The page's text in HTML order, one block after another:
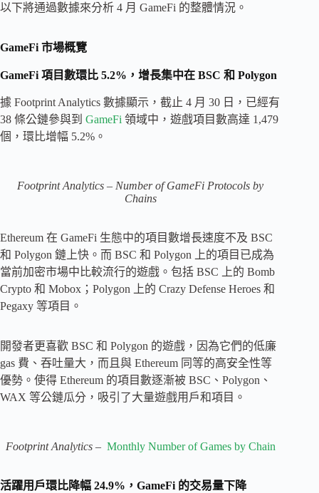
以下將通過數據來分析 4 月 GameFi 的整體情況。
GameFi 市場概覽
GameFi 項目數環比 5.2%，增長集中在 BSC 和 Polygon
據 Footprint Analytics 數據顯示，截止 4 月 30 日，已經有
38 條公鏈參與到 GameFi 領域中，遊戲項目數高達 1,479
個，環比增幅 5.2%。
Footprint Analytics – Number of GameFi Protocols by
Chains
Ethereum 在 GameFi 生態中的項目數增長速度不及 BSC
和 Polygon 鏈上快。而 BSC 和 Polygon 上的項目已成為
當前加密市場中比較流行的遊戲。包括 BSC 上的 Bomb
Crypto 和 Mobox；Polygon 上的 Crazy Defense Heroes 和
Pegaxy 等項目。
開發者更喜歡 BSC 和 Polygon 的遊戲，因為它們的低廉
gas 費、吞吐量大，而且與 Ethereum 同等的高安全性等
優勢。使得 Ethereum 的項目數逐漸被 BSC、Polygon、
WAX 等公鏈瓜分，吸引了大量遊戲用戶和項目。
Footprint Analytics – Monthly Number of Games by Chain
活躍用戶環比降幅 24.9%，GameFi 的交易量下降